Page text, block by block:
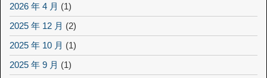
2026 年 4 月 (1)
2025 年 12 月 (2)
2025 年 10 月 (1)
2025 年 9 月 (1)